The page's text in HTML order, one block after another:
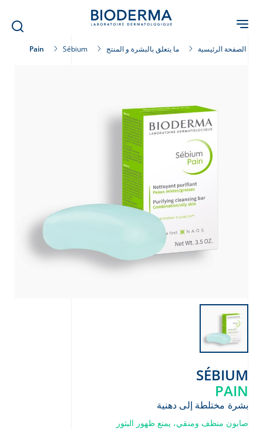
content
Arabic
الصفحة الرئيسية ما يتعلق بالبشرة و المنتج Sébium
Pain
SÉBIUM
PAIN
بشرة مختلطة إلى دهنية
صابون منظف ومنقي، يمنع ظهور البثور